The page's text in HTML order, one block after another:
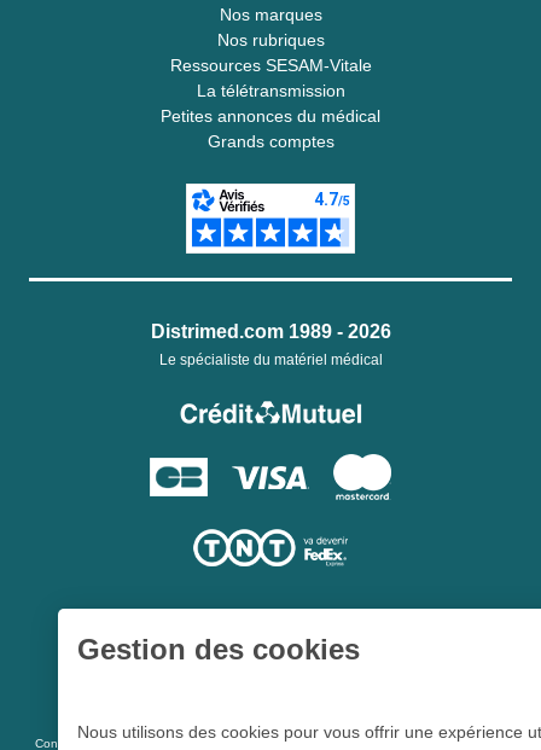
Nos marques
Nos rubriques
Ressources SESAM-Vitale
La télétransmission
Petites annonces du médical
Grands comptes
Distrimed.com 1989 - 2026
Le spécialiste du matériel médical
Conformément aux articles L 5213-3 du code de la santé publique et à l’arrêté du
Gestion des cookies
Nous utilisons des cookies pour vous offrir une expérience